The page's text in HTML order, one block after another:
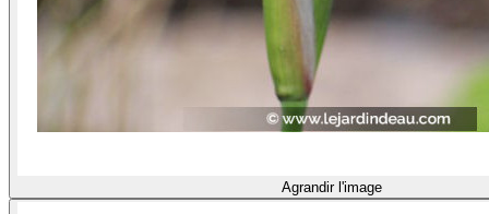
Agrandir l'image